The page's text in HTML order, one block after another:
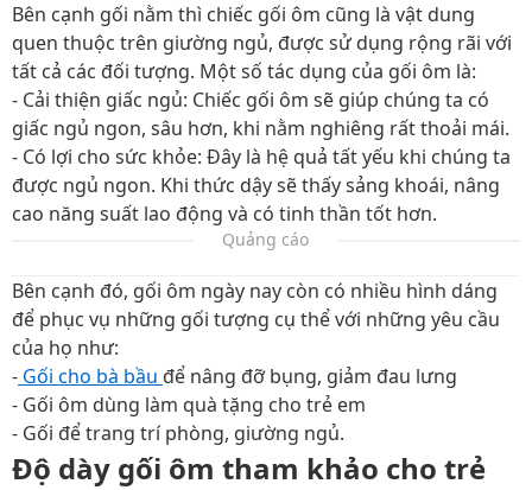
Bên cạnh gối nằm thì chiếc gối ôm cũng là vật dung
quen thuộc trên giường ngủ, được sử dụng rộng rãi với
tất cả các đối tượng. Một số tác dụng của gối ôm là:
- Cải thiện giấc ngủ: Chiếc gối ôm sẽ giúp chúng ta có
giấc ngủ ngon, sâu hơn, khi nằm nghiêng rất thoải mái.
- Có lợi cho sức khỏe: Đây là hệ quả tất yếu khi chúng ta
được ngủ ngon. Khi thức dậy sẽ thấy sảng khoái, nâng
cao năng suất lao động và có tinh thần tốt hơn.
Quảng cáo
Bên cạnh đó, gối ôm ngày nay còn có nhiều hình dáng
để phục vụ những gối tượng cụ thể với những yêu cầu
của họ như:
- Gối cho bà bầu để nâng đỡ bụng, giảm đau lưng
- Gối ôm dùng làm quà tặng cho trẻ em
- Gối để trang trí phòng, giường ngủ.
Độ dày gối ôm tham khảo cho trẻ